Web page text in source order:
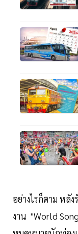
อย่างไรก็ตาม หลั
งาน "World